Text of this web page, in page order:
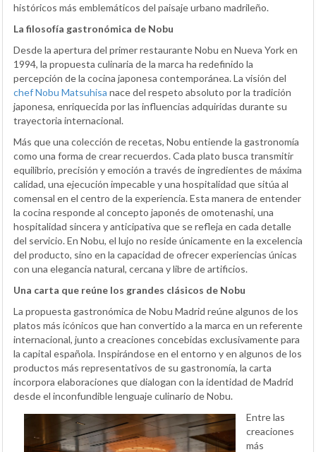
históricos más emblemáticos del paisaje urbano madrileño.
La filosofía gastronómica de Nobu
Desde la apertura del primer restaurante Nobu en Nueva York en
1994, la propuesta culinaria de la marca ha redefinido la
percepción de la cocina japonesa contemporánea. La visión del
chef Nobu Matsuhisa nace del respeto absoluto por la tradición
japonesa, enriquecida por las influencias adquiridas durante su
trayectoria internacional.
Más que una colección de recetas, Nobu entiende la gastronomía
como una forma de crear recuerdos. Cada plato busca transmitir
equilibrio, precisión y emoción a través de ingredientes de máxima
calidad, una ejecución impecable y una hospitalidad que sitúa al
comensal en el centro de la experiencia. Esta manera de entender
la cocina responde al concepto japonés de omotenashi, una
hospitalidad sincera y anticipativa que se refleja en cada detalle
del servicio. En Nobu, el lujo no reside únicamente en la excelencia
del producto, sino en la capacidad de ofrecer experiencias únicas
con una elegancia natural, cercana y libre de artificios.
Una carta que reúne los grandes clásicos de Nobu
La propuesta gastronómica de Nobu Madrid reúne algunos de los
platos más icónicos que han convertido a la marca en un referente
internacional, junto a creaciones concebidas exclusivamente para
la capital española. Inspirándose en el entorno y en algunos de los
productos más representativos de su gastronomía, la carta
incorpora elaboraciones que dialogan con la identidad de Madrid
desde el inconfundible lenguaje culinario de Nobu.
Entre las
creaciones
más